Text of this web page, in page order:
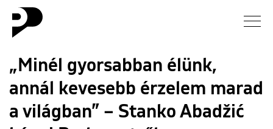
Hírek
Galéria
„Minél gyorsabban élünk,
annál kevesebb érzelem marad
a világban” – Stanko Abadžić